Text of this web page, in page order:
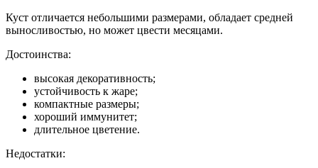
Куст отличается небольшими размерами, обладает средней
выносливостью, но может цвести месяцами.
Достоинства:
высокая декоративность;
устойчивость к жаре;
компактные размеры;
хороший иммунитет;
длительное цветение.
Недостатки: